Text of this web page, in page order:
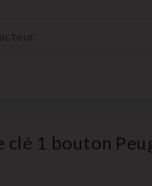
clé 1 bouton